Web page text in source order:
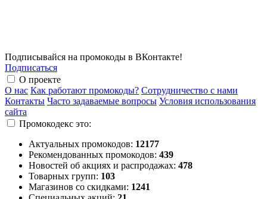
Подписывайся на промокоды в ВКонтакте!
Подписаться
О проекте
О нас Как работают промокоды? Сотрудничество с нами
Контакты Часто задаваемые вопросы Условия использования
сайта
Промокодекс это:
Актуальных промокодов: 12177
Рекомендованных промокодов: 439
Новостей об акциях и распродажах: 478
Товарных групп: 103
Магазинов со скидками: 1241